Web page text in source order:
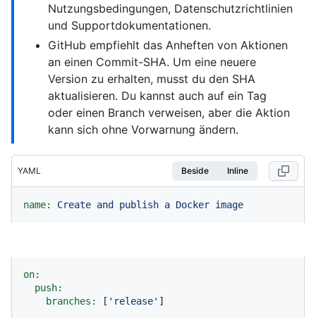
Nutzungsbedingungen, Datenschutzrichtlinien
und Supportdokumentationen.
GitHub empfiehlt das Anheften von Aktionen
an einen Commit-SHA. Um eine neuere
Version zu erhalten, musst du den SHA
aktualisieren. Du kannst auch auf ein Tag
oder einen Branch verweisen, aber die Aktion
kann sich ohne Vorwarnung ändern.
YAML Beside Inline
name: Create and publish a Docker image
on:
push:
branches:
[ 'release' ]